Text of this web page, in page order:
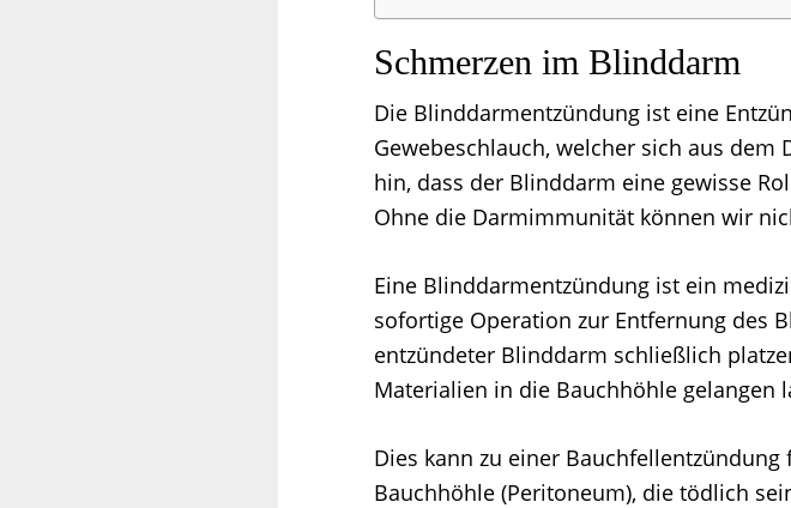
Schmerzen im Blinddarm
Die Blinddarmentzündung ist eine
Gewebeschlauch, welcher sich aus
hin, dass der Blinddarm eine gewisse
Ohne die Darmimmunität können wir
Eine Blinddarmentzündung ist ein
sofortige Operation zur Entfernung des
entzündeter Blinddarm schließlich
Materialien in die Bauchhöhle gelangen
Dies kann zu einer
Bauchhöhle (Peritoneum), die tödlich